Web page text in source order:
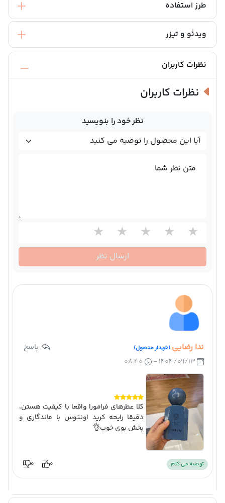
طرز استفاده
ویدئو و تیزر
نظرات کاربران
نظرات کاربران
نظر خود را بنویسید
متن نظر شما
ارسال نظر
ندا رضايی(خریدار محصول)
پاسخ
۱۴۰۴/۰۹/۱۳ -
۰۸:۴۰
کلا عطرهای فرامورا واقعا با کیفیت هستن،
دقیقا رایحه کرید اونتوس با ماندگاری و
پخش بوی خوب👌
توصیه می کنم 0
0